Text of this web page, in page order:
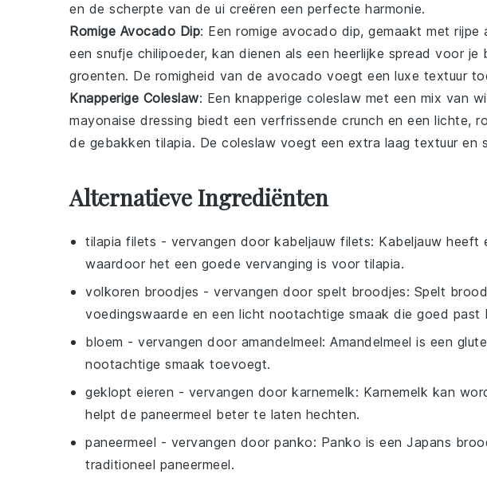
en de scherpte van de ui creëren een perfecte harmonie.
Romige Avocado Dip: Een romige avocado dip, gemaakt met rijpe
een snufje chilipoeder, kan dienen als een heerlijke spread voor
groenten. De romigheid van de avocado voegt een luxe textuur
Knapperige Coleslaw: Een knapperige coleslaw met een mix van
mayonaise dressing biedt een verfrissende crunch en een lichte,
de gebakken tilapia. De coleslaw voegt een extra laag textuur en
Alternatieve Ingrediënten
tilapia filets - vervangen door kabeljauw filets: Kabeljauw heeft
waardoor het een goede vervanging is voor tilapia.
volkoren broodjes - vervangen door spelt broodjes: Spelt
voedingswaarde en een licht nootachtige smaak die goed past
bloem - vervangen door amandelmeel: Amandelmeel is een
nootachtige smaak toevoegt.
geklopt eieren - vervangen door karnemelk: Karnemelk kan
helpt de paneermeel beter te laten hechten.
paneermeel - vervangen door panko: Panko is een Japans
traditioneel paneermeel.